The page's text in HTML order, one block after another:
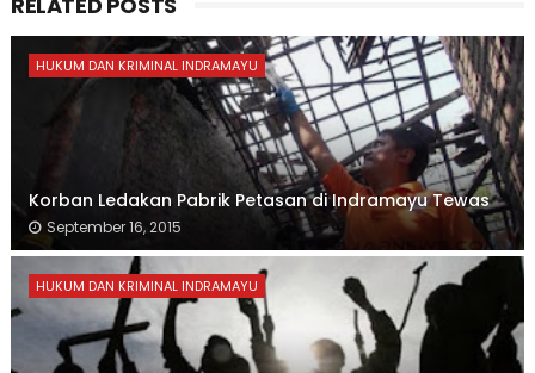
HUKUM DAN KRIMINAL INDRAMAYU
Korban Ledakan Pabrik Petasan di Indramayu Tewas
September 16, 2015
HUKUM DAN KRIMINAL INDRAMAYU